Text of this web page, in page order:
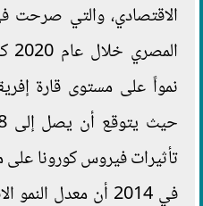
نمواً على مستوى قارة
تأثيرات فيروس كورونا
في 2014 أن معدل